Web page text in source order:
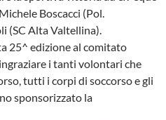
Boscacci (Pol.
(SC Alta Valtellina).
25^ edizione al comitato
i tanti volontari che
tutti i corpi di soccorso e gli
sponsorizzato la